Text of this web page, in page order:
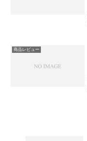
商品レビュー